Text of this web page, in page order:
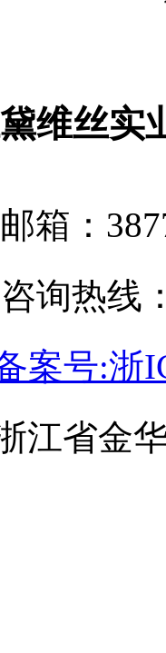
维丝实
邮箱：
咨询热线
案号:浙
江省金